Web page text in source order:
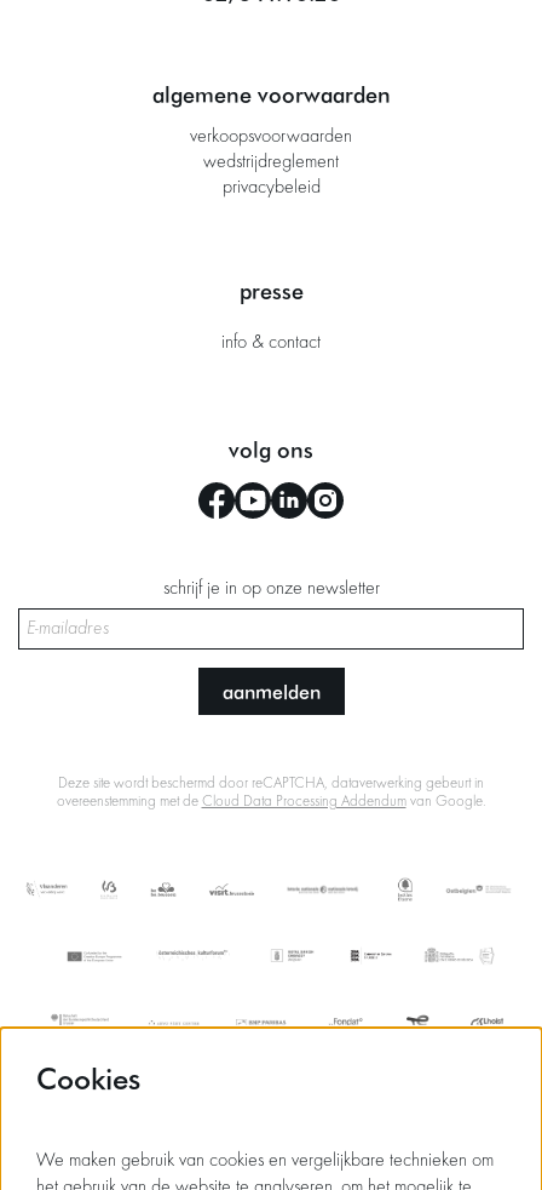
algemene voorwaarden
verkoopsvoorwaarden
wedstrijdreglement
privacybeleid
presse
info & contact
volg ons
schrijf je in op onze newsletter
aanmelden
Deze site wordt beschermd door reCAPTCHA, dataverwerking gebeurt in
overeenstemming met de Cloud Data Processing Addendumvan Google.
Cookies
We maken gebruik van cookies en vergelijkbare technieken om